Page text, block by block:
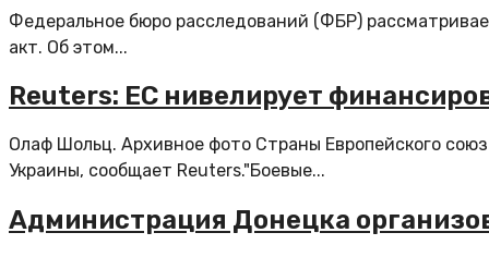
Федеральное бюро расследований (ФБР)
акт. Об этом...
Reuters: ЕС нивелирует
Олаф Шольц. Архивное фото Страны Европейского
Украины, сообщает Reuters."Боевые...
Администрация Донецка